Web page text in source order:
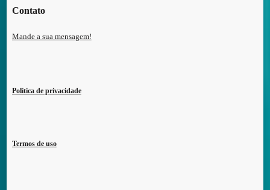
Contato
Mande a sua mensagem!
Política de privacidade
Termos de uso